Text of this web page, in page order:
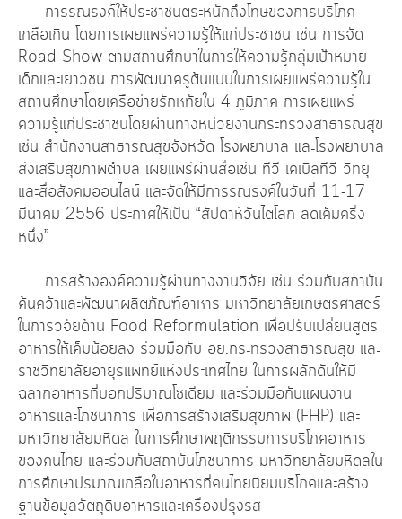
การรณรงค์ให้ประชาชนตระหนักถึงโทษของการบริโภค
เกลือเกิน โดยการเผยแพร่ความรู้ให้แก่ประชาชน เช่น การจัด
Road Show ตามสถานศึกษาในการให้ความรู้กลุ่มเป้าหมาย
เด็กและเยาวชน การพัฒนาครูต้นแบบในการเผยแพร่ความรู้ใน
สถานศึกษาโดยเครือข่ายรักหทัยใน 4 ภูมิภาค การเผยแพร่
ความรู้แก่ประชาชนโดยผ่านทางหน่วยงานกระทรวงสาธารณสุข
เช่น สำนักงานสาธารณสุขจังหวัด โรงพยาบาล และโรงพยาบาล
ส่งเสริมสุขภาพตำบล เผยแพร่ผ่านสื่อเช่น ทีวี เคเบิลทีวี วิทยุ
และสื่อสังคมออนไลน์ และจัดให้มีการรณรงค์ในวันที่ 11-17
มีนาคม 2556 ประกาศให้เป็น “สัปดาห์วันไตโลก ลดเค็มครึ่ง
หนึ่ง”
การสร้างองค์ความรู้ผ่านทางงานวิจัย เช่น ร่วมกับสถาบัน
ค้นคว้าและพัฒนาผลิตภัณฑ์อาหาร มหาวิทยาลัยเกษตรศาสตร์
ในการวิจัยด้าน Food Reformulation เพื่อปรับเปลี่ยนสูตร
อาหารให้เค็มน้อยลง ร่วมมือกับ อย.กระทรวงสาธารณสุข และ
ราชวิทยาลัยอายุรแพทย์แห่งประเทศไทย ในการผลักดันให้มี
ฉลากอาหารที่บอกปริมาณโซเดียม และร่วมมือกับแผนงาน
อาหารและโภชนาการ เพื่อการสร้างเสริมสุขภาพ (FHP) และ
มหาวิทยาลัยมหิดล ในการศึกษาพฤติกรรมการบริโภคอาหาร
ของคนไทย และร่วมกับสถาบันโภชนาการ มหาวิทยาลัยมหิดลใน
การศึกษาปรมาณเกลือในอาหารที่คนไทยนิยมบริโภคและสร้าง
ฐานข้อมูลวัตถุดิบอาหารและเครื่องปรุงรส